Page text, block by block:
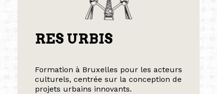
RES URBIS
Formation à Bruxelles pour les acteurs
culturels, centrée sur la conception de
projets urbains innovants.